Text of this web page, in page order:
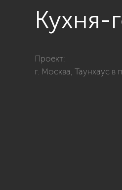
Кухня-
Проект:
г. Москва, Таунхаус в